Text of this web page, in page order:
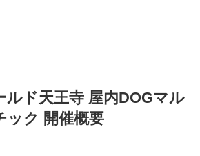
ルド天王寺 屋内DOGマル
ック 開催概要